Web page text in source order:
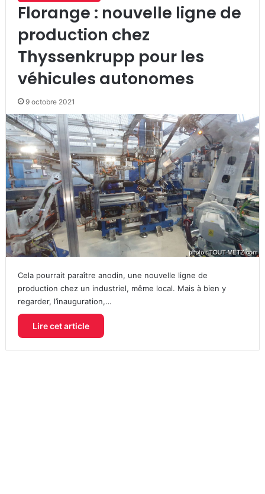
Florange : nouvelle ligne de
production chez
Thyssenkrupp pour les
véhicules autonomes
9 octobre 2021
Cela pourrait paraître anodin, une nouvelle ligne de
production chez un industriel, même local. Mais à bien y
regarder, l’inauguration,…
Lire cet article